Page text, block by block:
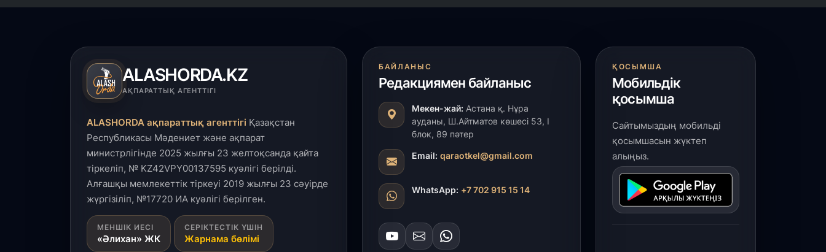
ALASHORDA.KZ
АҚПАРАТТЫҚ АГЕНТТІГІ
ALASHORDA ақпараттық агенттігі Қазақстан
Республикасы Мәдениет және ақпарат
министрлігінде 2025 жылғы 23 желтоқсанда қайта
тіркеліп, № KZ42VPY00137595 куәлігі берілді.
Алғашқы мемлекеттік тіркеуі 2019 жылғы 23 сәуірде
жүргізіліп, №17720 ИА куәлігі берілген.
МЕНШІК ИЕСІ
«Әлихан» ЖК
СЕРІКТЕСТІК ҮШІН
Жарнама бөлімі
БАЙЛАНЫС
Редакциямен байланыс
Мекен-жай: Астана қ. Нұра
ауданы, Ш.Айтматов көшесі 53, І
блок, 89 пәтер
Email: qaraotkel@gmail.com
WhatsApp: +7 702 915 15 14
ҚОСЫМША
Мобильдік
қосымша
Сайтымыздың мобильді
қосымшасын жүктеп
алыңыз.